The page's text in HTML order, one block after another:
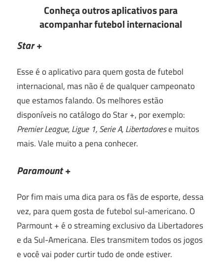
Conheça outros aplicativos para
acompanhar futebol internacional
Star +
Esse é o aplicativo para quem gosta de futebol
internacional, mas não é de qualquer campeonato
que estamos falando. Os melhores estão
disponíveis no catálogo do Star +, por exemplo:
Premier League, Ligue 1, Serie A, Libertadorese muitos
mais. Vale muito a pena conhecer.
Paramount +
Por fim mais uma dica para os fãs de esporte, dessa
vez, para quem gosta de futebol sul-americano. O
Parmount + é o streaming exclusivo da Libertadores
e da Sul-Americana. Eles transmitem todos os jogos
e você vai poder curtir tudo de onde estiver.